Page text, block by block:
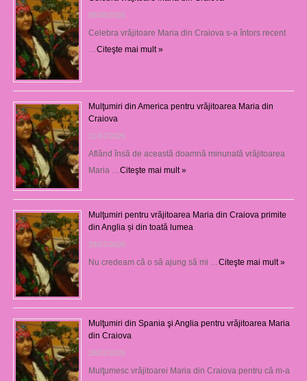
06/08/2026
Celebra vrăjitoare Maria din Craiova s-a întors recent
Citeşte mai mult »
Mulţumiri din America pentru vrăjitoarea Maria din
Craiova
31/07/2026
Aflând însă de această doamnă minunată vrăjitoarea
Maria … Citeşte mai mult »
Mulţumiri pentru vrăjitoarea Maria din Craiova primite
din Anglia și din toată lumea
29/07/2026
Nu credeam că o să ajung să mi … Citeşte mai mult »
Mulţumiri din Spania şi Anglia pentru vrăjitoarea Maria
din Craiova
28/07/2026
Mulţumesc vrăjitoarei Maria din Craiova pentru că m-a